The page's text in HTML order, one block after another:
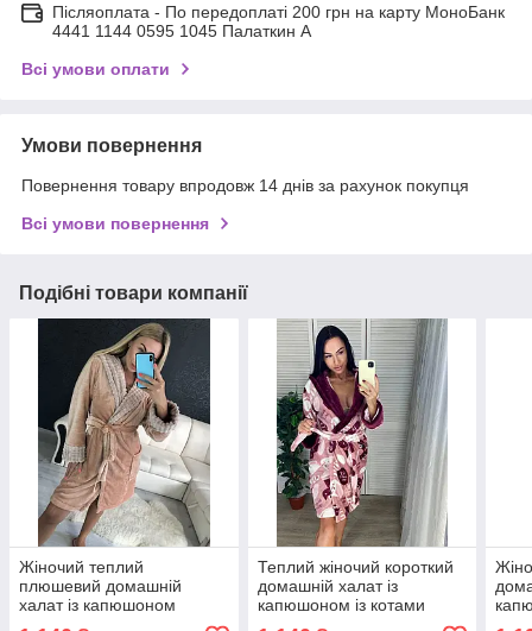
Післяоплата - По передоплаті 200 грн на карту МоноБанк
4441 1144 0595 1045 Палаткин А
Всі умови оплати
Умови повернення
Повернення товару впродовж 14 днів за рахунок покупця
Всі умови повернення
Подібні товари компанії
Жіночий теплий
плюшевий домашній
халат із капюшоном
Теплий жіночий короткий
домашній халат із
капюшоном із котами